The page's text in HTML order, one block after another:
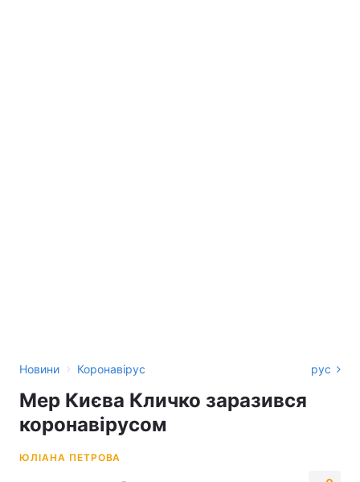
Новини › Коронавірус рус
Мер Києва Кличко заразився
коронавірусом
ЮЛІАНА ПЕТРОВА